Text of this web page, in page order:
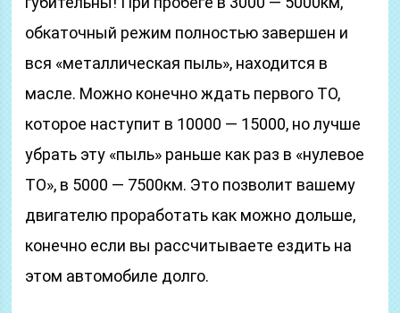
обкаточный режим полностью завершен и
вся «металлическая пыль», находится в
масле. Можно конечно ждать первого ТО,
которое наступит в 10000 — 15000, но лучше
убрать эту «пыль» раньше как раз в «нулевое
ТО», в 5000 — 7500км. Это позволит вашему
двигателю проработать как можно дольше,
конечно если вы рассчитываете ездить на
этом автомобиле долго.